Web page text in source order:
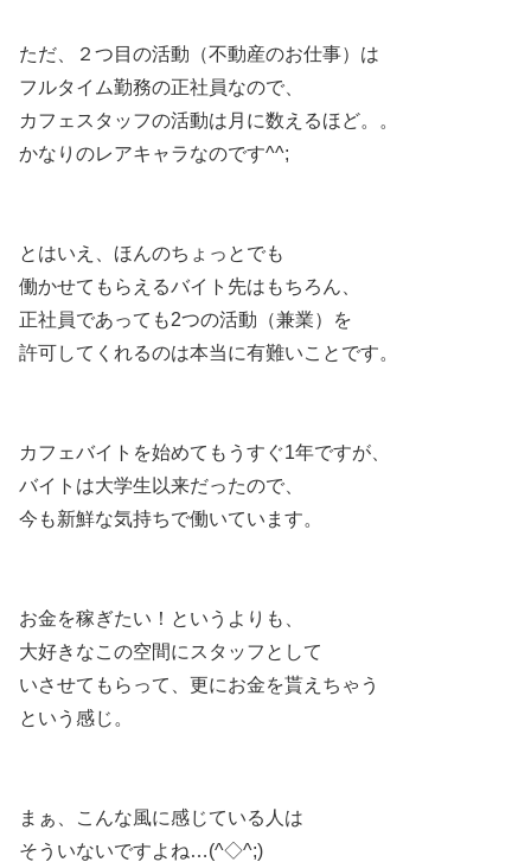
ただ、２つ目の活動（不動産のお仕事）は
フルタイム勤務の正社員なので、
カフェスタッフの活動は月に数えるほど。。
かなりのレアキャラなのです^^;
とはいえ、ほんのちょっとでも
働かせてもらえるバイト先はもちろん、
正社員であっても2つの活動（兼業）を
許可してくれるのは本当に有難いことです。
カフェバイトを始めてもうすぐ1年ですが、
バイトは大学生以来だったので、
今も新鮮な気持ちで働いています。
お金を稼ぎたい！というよりも、
大好きなこの空間にスタッフとして
いさせてもらって、更にお金を貰えちゃう
という感じ。
まぁ、こんな風に感じている人は
そういないですよね…(^◇^;)